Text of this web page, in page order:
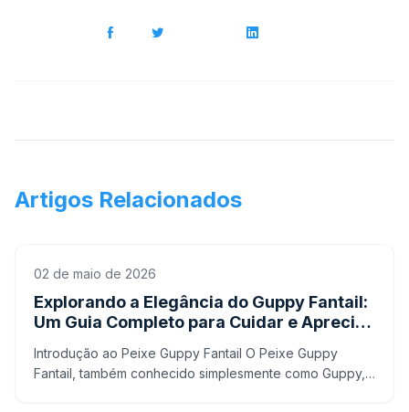
Artigos Relacionados
02 de maio de 2026
Explorando a Elegância do Guppy Fantail:
Um Guia Completo para Cuidar e Apreciar
Introdução ao Peixe Guppy Fantail O Peixe Guppy
Fantail, também conhecido simplesmente como Guppy,